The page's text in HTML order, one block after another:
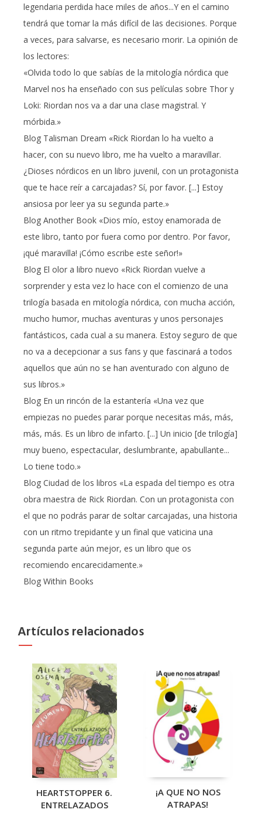
legendaria perdida hace miles de años...Y en el camino
tendrá que tomar la más difícil de las decisiones. Porque
a veces, para salvarse, es necesario morir. La opinión de
los lectores:
«Olvida todo lo que sabías de la mitología nórdica que
Marvel nos ha enseñado con sus películas sobre Thor y
Loki: Riordan nos va a dar una clase magistral. Y
mórbida.»
Blog Talisman Dream «Rick Riordan lo ha vuelto a
hacer, con su nuevo libro, me ha vuelto a maravillar.
¿Dioses nórdicos en un libro juvenil, con un protagonista
que te hace reír a carcajadas? Sí, por favor. [...] Estoy
ansiosa por leer ya su segunda parte.»
Blog Another Book «Dios mío, estoy enamorada de
este libro, tanto por fuera como por dentro. Por favor,
¡qué maravilla! ¡Cómo escribe este señor!»
Blog El olor a libro nuevo «Rick Riordan vuelve a
sorprender y esta vez lo hace con el comienzo de una
trilogía basada en mitología nórdica, con mucha acción,
mucho humor, muchas aventuras y unos personajes
fantásticos, cada cual a su manera. Estoy seguro de que
no va a decepcionar a sus fans y que fascinará a todos
aquellos que aún no se han aventurado con alguno de
sus libros.»
Blog En un rincón de la estantería «Una vez que
empiezas no puedes parar porque necesitas más, más,
más, más. Es un libro de infarto. [...] Un inicio [de trilogía]
muy bueno, espectacular, deslumbrante, apabullante...
Lo tiene todo.»
Blog Ciudad de los libros «La espada del tiempo es otra
obra maestra de Rick Riordan. Con un protagonista con
el que no podrás parar de soltar carcajadas, una historia
con un ritmo trepidante y un final que vaticina una
segunda parte aún mejor, es un libro que os
recomiendo encarecidamente.»
Blog Within Books
Artículos relacionados
HEARTSTOPPER 6.
ENTRELAZADOS
¡A QUE NO NOS
ATRAPAS!